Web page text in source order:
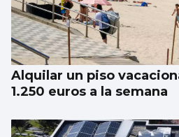
Alquilar un piso
1.250 euros a la semana